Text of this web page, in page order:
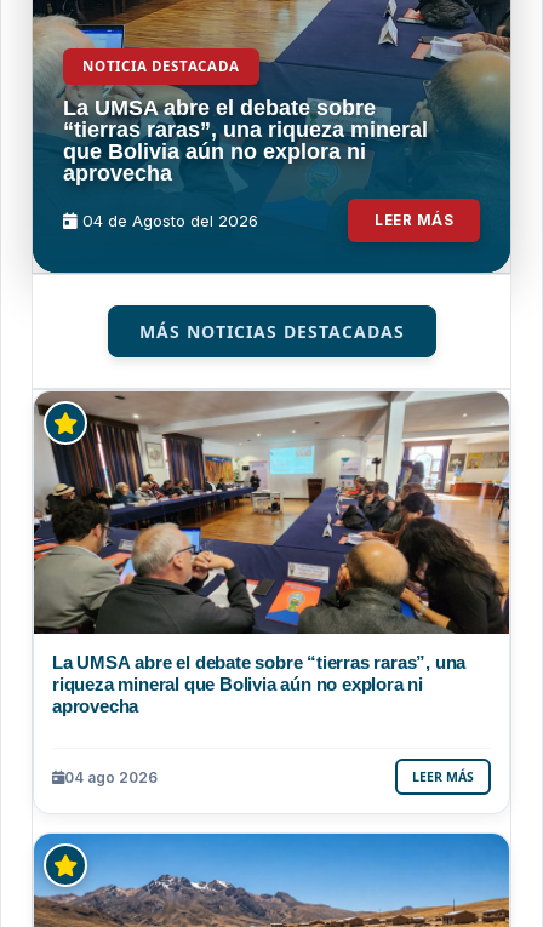
NOTICIA DESTACADA
La UMSA abre el debate sobre
“tierras raras”, una riqueza mineral
que Bolivia aún no explora ni
aprovecha
04 de Agosto del 2026 LEER MÁS
MÁS NOTICIAS DESTACADAS
La UMSA abre el debate sobre “tierras raras”, una
riqueza mineral que Bolivia aún no explora ni
aprovecha
04 ago 2026 LEER MÁS